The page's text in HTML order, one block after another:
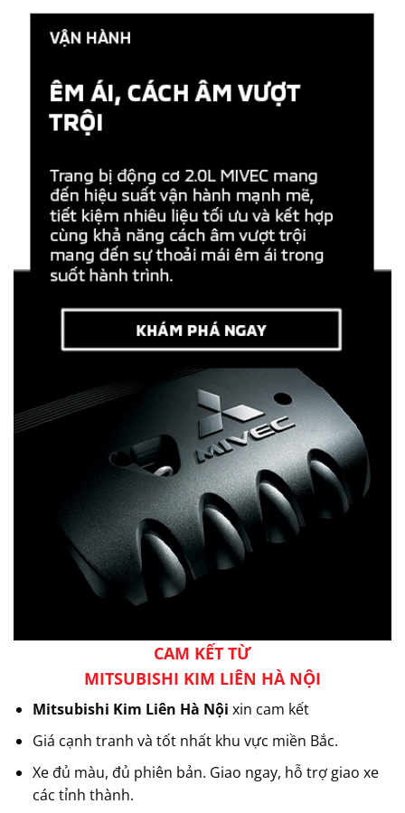
CAM KẾT TỪ
MITSUBISHI KIM LIÊN HÀ NỘI
Mitsubishi Kim Liên Hà Nội xin cam kết
Giá cạnh tranh và tốt nhất khu vực miền Bắc.
Xe đủ màu, đủ phiên bản. Giao ngay, hỗ trợ giao xe
các tỉnh thành.